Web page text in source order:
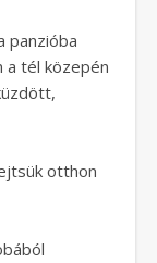
panzióba
a tél közepén
otthon